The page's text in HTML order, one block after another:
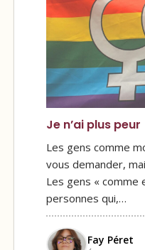
Je n’ai plus peur
Les gens comme
vous demander,
Les gens « comme
personnes qui,…
Fay Péret